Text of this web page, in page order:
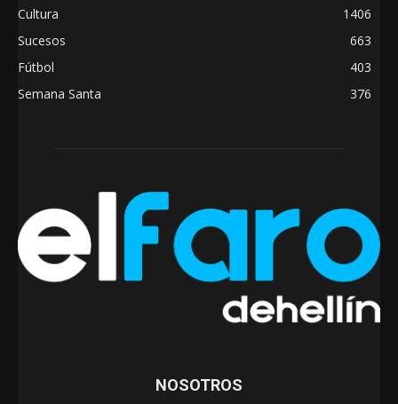
Cultura
1406
Sucesos
663
Fútbol
403
Semana Santa
376
NOSOTROS